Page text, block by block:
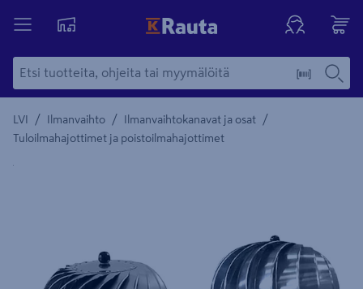
LVI / Ilmanvaihto / Ilmanvaihtokanavat ja osat /
Tuloilmahajottimet ja poistoilmahajottimet
Yksityiskohtainen kuvaus löytyy Tuotteen kuvaus -